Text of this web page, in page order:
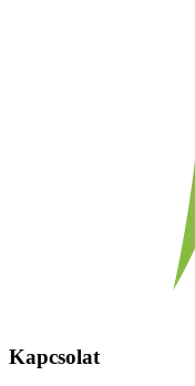
Kapcsolat